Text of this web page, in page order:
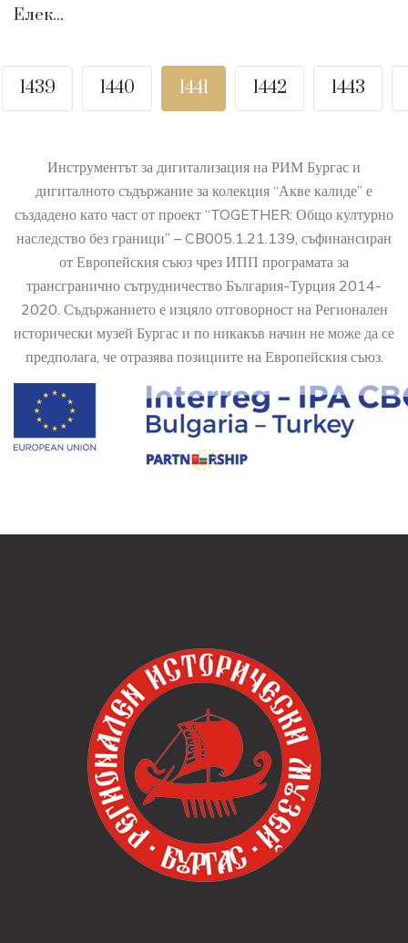
Елек...
1439 1440 1441 1442 1443
Инструментът за дигитализация на РИМ Бургас и
дигиталното съдържание за колекция “Акве калиде” е
създадено като част от проект “TOGETHER: Общо културно
наследство без граници” – CB005.1.21.139, съфинансиран
от Европейския съюз чрез ИПП програмата за
трансгранично сътрудничество България-Турция 2014-
2020. Съдържанието е изцяло отговорност на Регионален
исторически музей Бургас и по никакъв начин не може да се
предполага, че отразява позициите на Европейския съюз.